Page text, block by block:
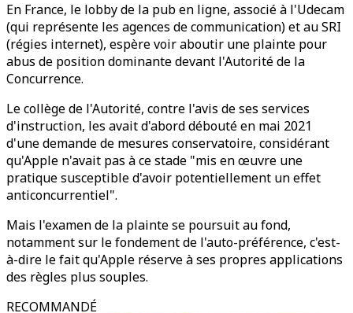
En France, le lobby de la pub en ligne, associé à l'Udecam
(qui représente les agences de communication) et au SRI
(régies internet), espère voir aboutir une plainte pour
abus de position dominante devant l'Autorité de la
Concurrence.
Le collège de l'Autorité, contre l'avis de ses services
d'instruction, les avait d'abord débouté en mai 2021
d'une demande de mesures conservatoire, considérant
qu'Apple n'avait pas à ce stade "mis en œuvre une
pratique susceptible d'avoir potentiellement un effet
anticoncurrentiel".
Mais l'examen de la plainte se poursuit au fond,
notamment sur le fondement de l'auto-préférence, c'est-
à-dire le fait qu'Apple réserve à ses propres applications
des règles plus souples.
RECOMMANDÉ